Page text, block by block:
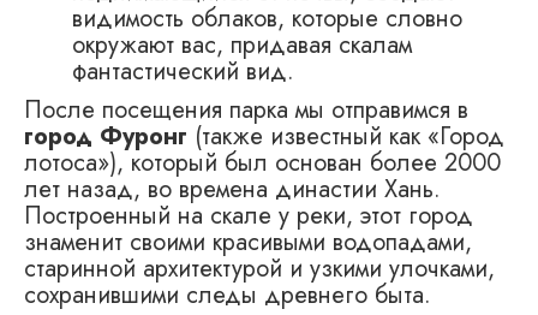
видимость облаков, которые словно
окружают вас, придавая скалам
фантастический вид.
После посещения парка мы отправимся в
город Фуронг (также известный как «Город
лотоса»), который был основан более 2000
лет назад, во времена династии Хань.
Построенный на скале у реки, этот город
знаменит своими красивыми водопадами,
старинной архитектурой и узкими улочками,
сохранившими следы древнего быта.